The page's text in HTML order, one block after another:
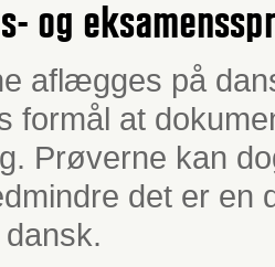
og
aflægges på
formål at
Prøverne kan
det er en